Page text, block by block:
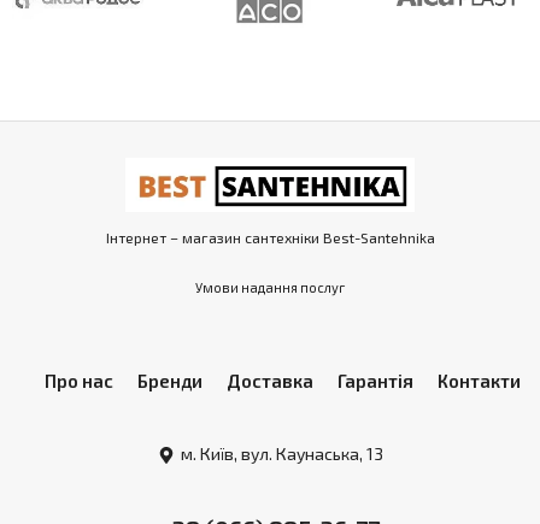
Інтернет – магазин сантехніки Best-Santehnika
Умови надання послуг
Про нас Бренди Доставка Гарантія Контакти
м. Київ, вул. Каунаська, 13